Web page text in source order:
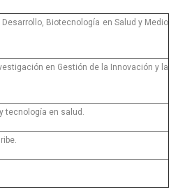
Desarrollo, Biotecnología en Salud y Medio
en Gestión de la Innovación y la
tecnología en salud.